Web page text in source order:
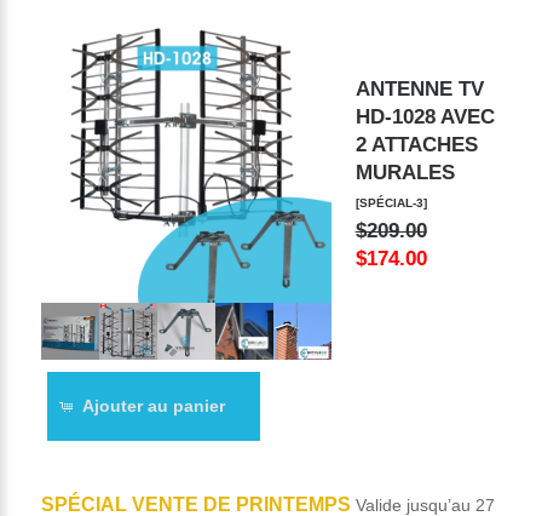
ANTENNE TV
HD-1028 AVEC
2 ATTACHES
MURALES
[SPÉCIAL-3]
$209.00
$174.00
Ajouter au panier
SPÉCIAL VENTE DE PRINTEMPS Valide jusqu’au 27